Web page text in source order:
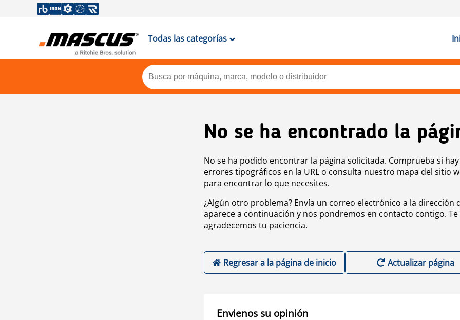
Todas las categorías
No se ha encontrado la
No se ha podido encontrar la página solicitada. Comprueba si hay
errores tipográficos en la URL o consulta nuestro mapa del sitio
para encontrar lo que necesites.
¿Algún otro problema? Envía un correo electrónico a la dirección
aparece a continuación y nos pondremos en contacto contigo. Te
agradecemos tu paciencia.
Regresar a la página de inicio Actualizar página
Envienos su opinión